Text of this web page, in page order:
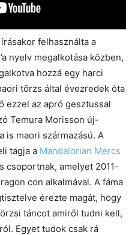
felhasználta a
nyelv megalkotása közben,
hozzá egy harci
törzs által évezredek óta
ezzel az apró gesztussal
Temura Morisson új-
is maori származású. A
tagja a Mandalorian Mercs
csoportnak, amelyet 2011-
con alkalmával. A fáma
érezte magát, hogy
táncot amiről tudni kell,
Egyet tudok csak rá